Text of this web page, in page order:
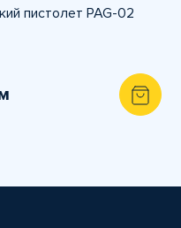
пистолет PAG-02